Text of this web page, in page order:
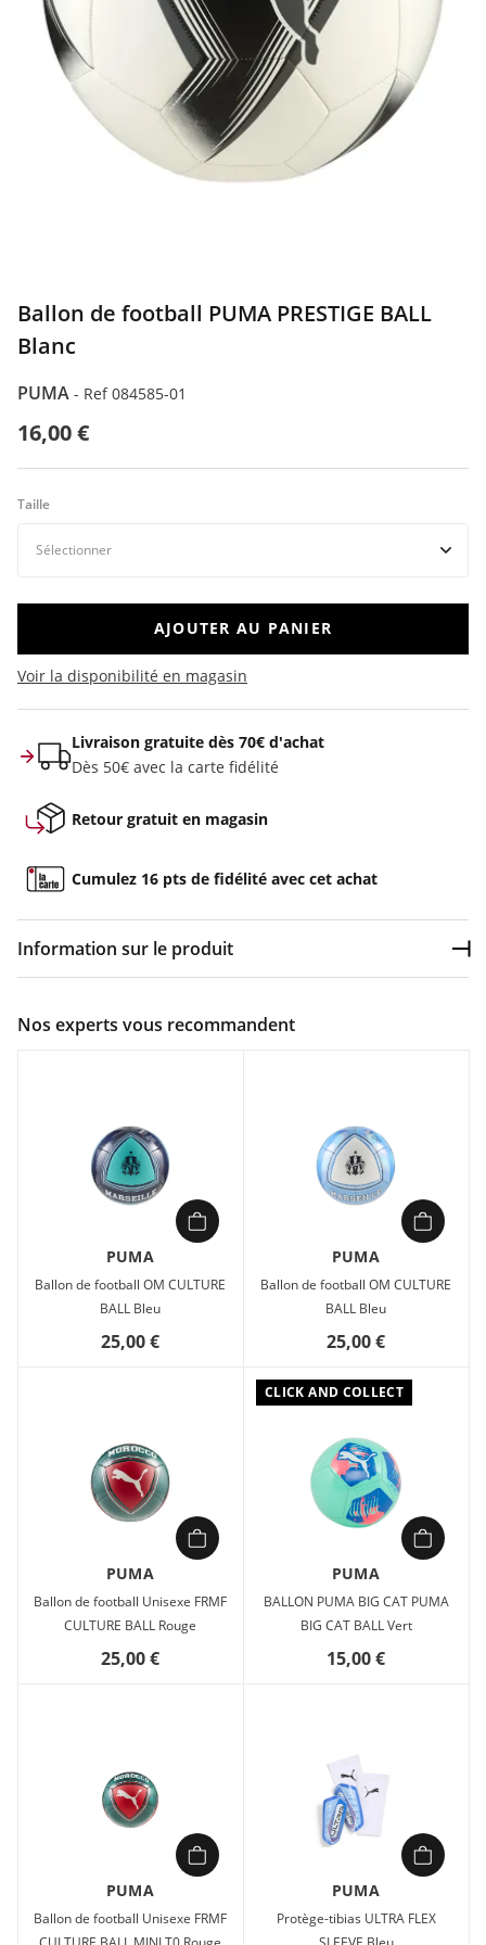
Ballon de football PUMA PRESTIGE BALL
Blanc
PUMA - Ref 084585-01
16,00 €
Taille
AJOUTER AU PANIER
Voir la disponibilité en magasin
Livraison gratuite dès 70€ d'achat
Dès 50€ avec la carte fidélité
Retour gratuit en magasin
Cumulez 16 pts de fidélité avec cet achat
Information sur le produit
récréatif et ludique.
Nos experts vous recommandent
PUMA
Ballon de football OM CULTURE
BALL Bleu
25,00 €
PUMA
Ballon de football OM CULTURE
BALL Bleu
25,00 €
PUMA
Ballon de football Unisexe FRMF
CULTURE BALL Rouge
25,00 €
CLICK AND COLLECT
PUMA
BALLON PUMA BIG CAT PUMA
BIG CAT BALL Vert
15,00 €
PUMA
Ballon de football Unisexe FRMF
PUMA
Protège-tibias ULTRA FLEX